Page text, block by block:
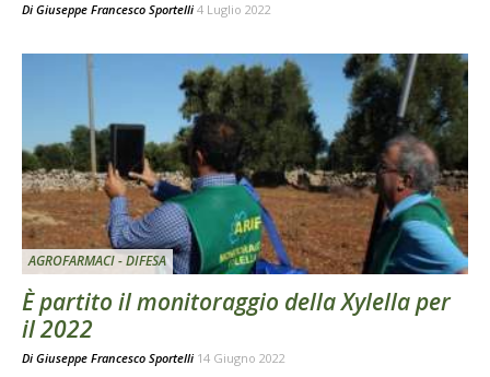
Di Giuseppe Francesco Sportelli 4 Luglio 2022
AGROFARMACI - DIFESA
È partito il monitoraggio della Xylella per
il 2022
Di Giuseppe Francesco Sportelli 14 Giugno 2022